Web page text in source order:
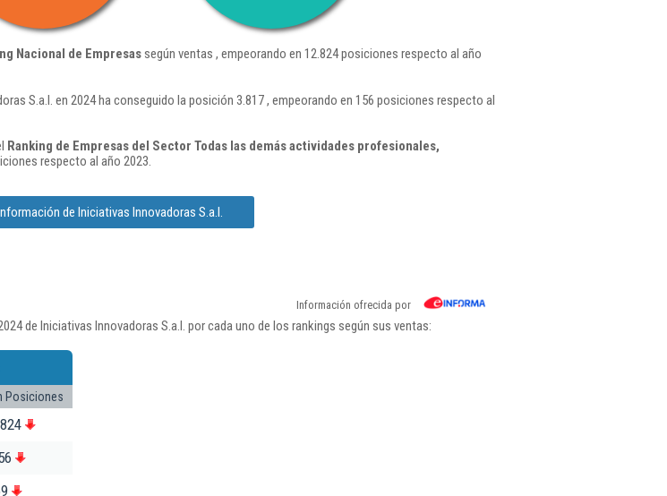
Nacional de Empresassegún ventas , empeorando en 12.824 posiciones respecto al año
S.a.l. en 2024 ha conseguido la posición 3.817 , empeorando en 156 posiciones respecto al
Ranking de Empresas del Sector Todas las demás actividades profesionales,
respecto al año 2023.
de Iniciativas Innovadoras S.a.l.
Información ofrecida por
de Iniciativas Innovadoras S.a.l. por cada uno de los rankings según sus ventas:
Posiciones